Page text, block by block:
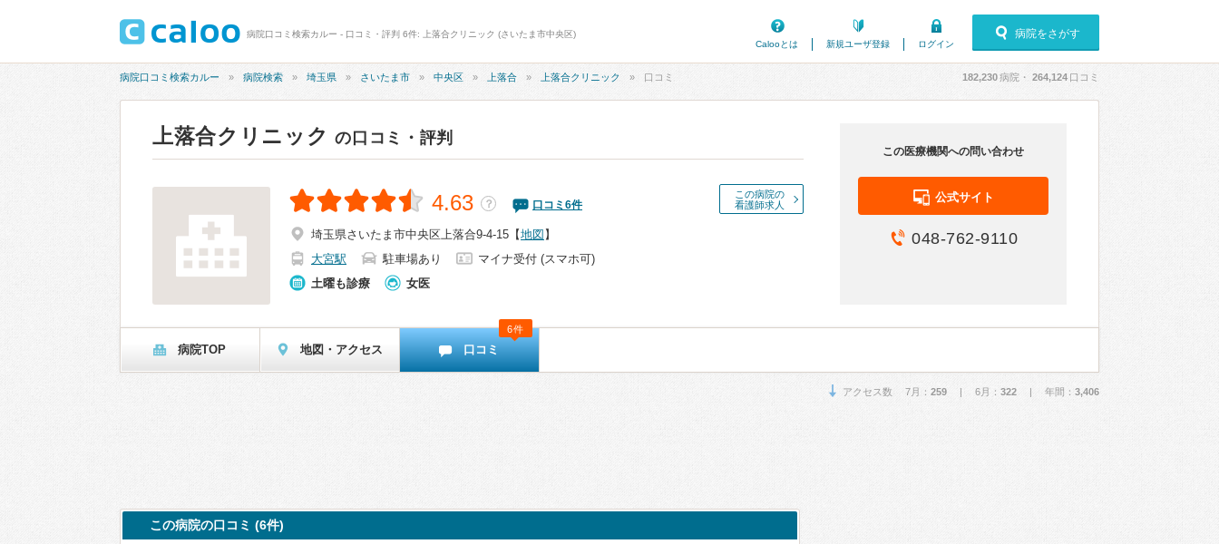
病院口コミ検索カルー - 口コミ・評判 6件: 上落合クリニック (さいたま市中央区)
Calooとは
新規ユーザ登録 ログイン
病院をさがす
病院口コミ検索カルー 病院検索 埼玉県 さいたま市 中央区 上落合 上落合クリニック 口コミ 182,230病院・ 264,124 口コミ
上落合クリニック の口コミ・評判
この病院の
看護師求人
4.63 ？ 口コミ 6件
埼玉県さいたま市中央区上落合9-4-15 【地図 】
大宮駅
駐車場あり
マイナ受付 (スマホ可)
土曜も診療
女医
この医療機関への問い合わせ
公式サイト
048-762-9110
病院TOP 地図・アクセス 口コミ
6件
アクセス数 7月： 259 | 6月： 322 | 年間： 3,406
この病院の口コミ (6件)